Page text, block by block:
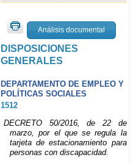
Análisis documental
DISPOSICIONES
GENERALES
DEPARTAMENTO DE EMPLEO Y
POLÍTICAS SOCIALES
1512
DECRETO 50/2016, de 22 de
marzo, por el que se regula la
tarjeta de estacionamiento para
personas con discapacidad.